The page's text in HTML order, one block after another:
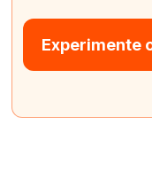
Experimente